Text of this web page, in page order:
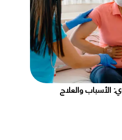
الأسباب والعلاج